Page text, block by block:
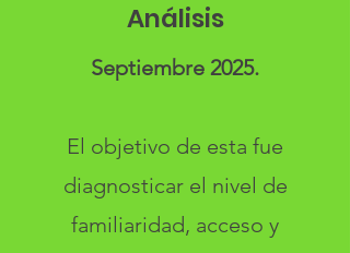
Análisis
Septiembre 2025.
El objetivo de esta fue
diagnosticar el nivel de
familiaridad, acceso y